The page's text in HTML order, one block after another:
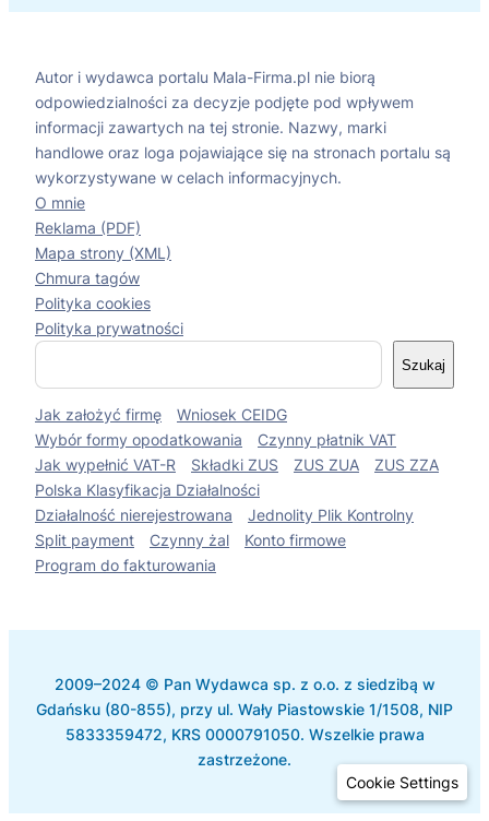
Autor i wydawca portalu Mala-Firma.pl nie biorą
odpowiedzialności za decyzje podjęte pod wpływem
informacji zawartych na tej stronie. Nazwy, marki
handlowe oraz loga pojawiające się na stronach portalu są
wykorzystywane w celach informacyjnych.
O mnie
Reklama (PDF)
Mapa strony (XML)
Chmura tagów
Polityka cookies
Polityka prywatności
S
k
a
Szukaj
Jak założyć firmę
Wniosek CEIDG
Wybór formy opodatkowania
Czynny płatnik VAT
Jak wypełnić VAT-R
Składki ZUS ZUS ZUA
ZUS ZZA
Polska Klasyfikacja Działalności
Działalność nierejestrowana
Jednolity Plik Kontrolny
Split payment
Czynny żal
Konto firmowe
Program do fakturowania
2009–2024 © Pan Wydawca sp. z o.o. z siedzibą w
Gdańsku (80-855), przy ul. Wały Piastowskie 1/1508, NIP
5833359472, KRS 0000791050. Wszelkie prawa
zastrzeżone.
Cookie Settings